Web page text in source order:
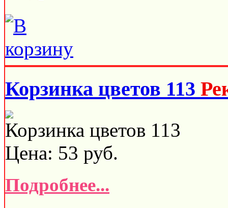
Корзинка цветов 113
Корзинка цветов 113
Цена: 53 руб.
Подробнее...